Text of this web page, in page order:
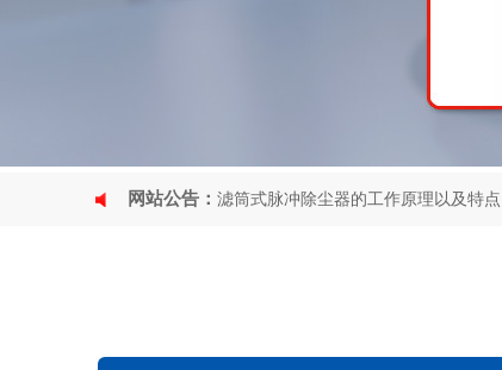
网站公告： 滤筒式脉冲除尘器的工作原理以及特点
真空清扫设备在环保行业中的作用